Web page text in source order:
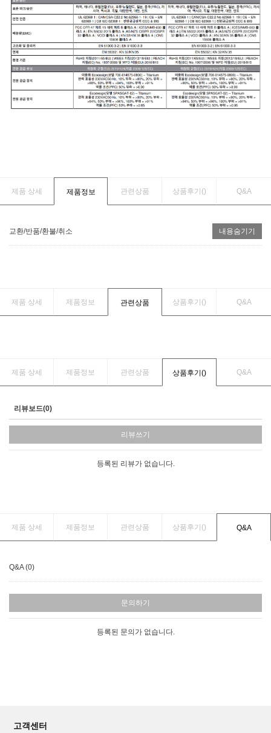
제품 상세 제품정보 관련상품 상품후기() Q&A
교환/반품/환불/취소 내용숨기기
제품 상세 제품정보 관련상품 상품후기() Q&A
제품 상세 제품정보 관련상품 상품후기() Q&A
리뷰보드(0)
리뷰쓰기
등록된 리뷰가 없습니다.
제품 상세 제품정보 관련상품 상품후기() Q&A
Q&A (0)
문의하기
등록된 문의가 없습니다.
고객센터